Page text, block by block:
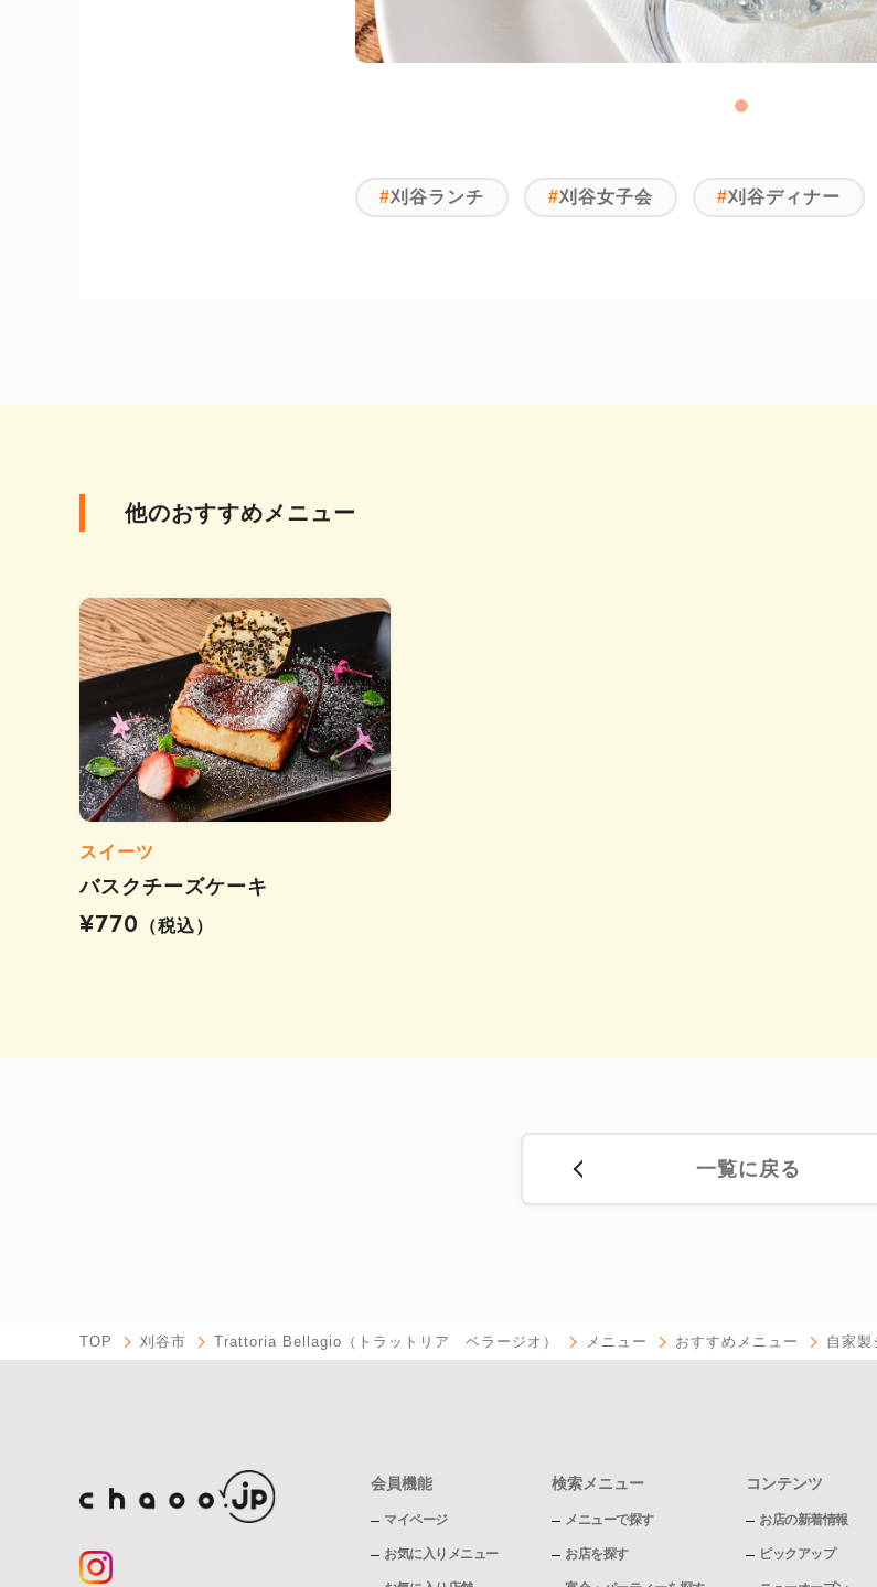
刈谷ランチ 刈谷女子会 刈谷ディナー
他のおすすめメニュー
スイーツ
バスクチーズケーキ
¥770
（税込）
一覧に戻る
TOP 刈谷市 Trattoria Bellagio（トラットリア ベラージオ） メニュー おすすめメニュー 自家製
会員機能
マイページ
お気に入りメニュー
検索メニュー
メニューで探す
お店を探す
コンテンツ
お店の新着情報
ピックアップ